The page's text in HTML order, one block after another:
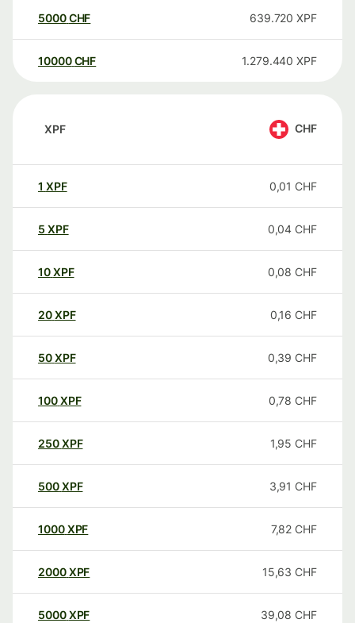
5000CHF 639.720 XPF
10000 CHF 1.279.440 XPF
XPF CHF
1 XPF 0,01 CHF
5 XPF 0,04 CHF
10XPF 0,08 CHF
20XPF 0,16 CHF
50XPF 0,39 CHF
100XPF 0,78 CHF
250XPF 1,95 CHF
500XPF 3,91 CHF
1000XPF 7,82 CHF
2000XPF 15,63 CHF
5000XPF 39,08 CHF